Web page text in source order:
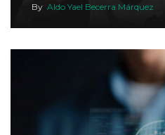
By Aldo Yael Becerra Márquez